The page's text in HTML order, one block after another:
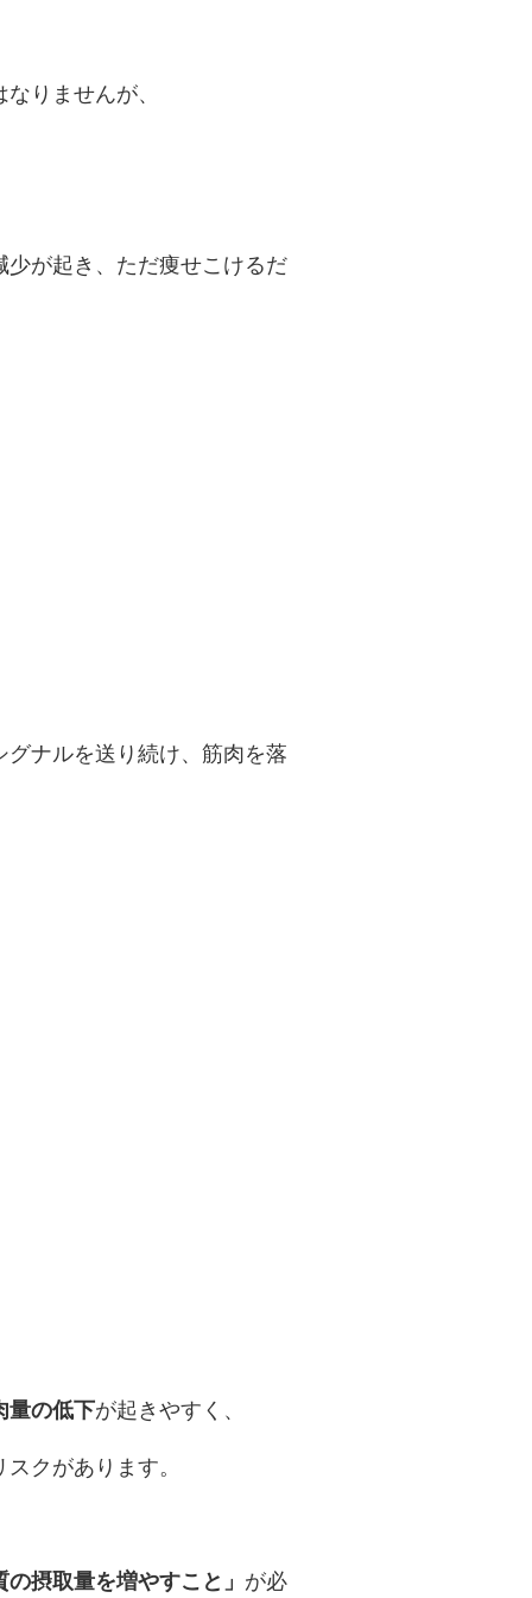
りませんが、
が起き、ただ痩せこけるだ
ナルを送り続け、筋肉を落
量の低下が起きやすく、
クがあります。
摂取量を増やすこと」 が必